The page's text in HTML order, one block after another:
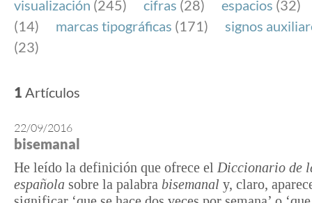
visualización (245) cifras (28) espacios (32)
(14)
marcas tipográficas (171)
signos
(23)
1 Artículos
22/09/2016
bisemanal
He leído la definición que ofrece el Diccionario de
española sobre la palabra bisemanal y, claro,